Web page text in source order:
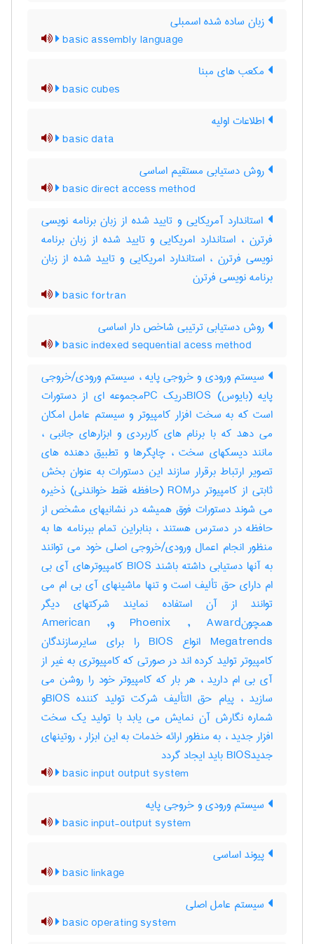
زبان ساده شده اسمبلی
basic assembly language
مکعب های مبنا
basic cubes
اطلاعات اولیه
basic data
روش دستیابی مستقیم اساسی
basic direct access method
استاندارد آمریکایی و تایید شده از زبان برنامه نویسی
فرترن ، استاندارد امریکایی و تایید شده از زبان برنامه
نویسی فرترن ، استاندارد امریکایی و تایید شده از زبان
برنامه نویسی فرترن
basic fortran
روش دستیابی ترتیبی شاخص دار اساسی
basic indexed sequential acess method
سیستم ورودی و خروجی پایه ، سیستم ورودی/خروجی
پایه (بایوس) BIOSدریک PCمجموعه ای از دستورات
است که به سخت افزار کامپیوتر و سیستم عامل امکان
می دهد که با برنام های کاربردی و ابزارهای جانبی ،
مانند دیسکهای سخت ، چاپگرها و تطبیق دهنده های
تصویر ارتباط برقرار سازند این دستورات به عنوان بخش
ثابتی از کامپیوتر درROM (حافظه فقط خواندنی) ذخیره
می شوند دستورات فوق همیشه در نشانیهای مشخص از
حافظه در دسترس هستند ، بنابراین تمام ببرنامه ها به
منظور انجام اعمال ورودی/خروجی اصلی خود می توانند
به آنها دستیابی داشته باشند BIOS کامپیوترهای آی بی
ام دارای حق تألیف است و تنها ماشینهای آی بی ام می
توانند از آن استفاده نمایند شرکتهای دیگر
همچونPhoenix , Award وAmerican ,
Megatrends انواع BIOS را برای سایرسازندگان
کامپیوتر تولید کرده اند در صورتی که کامپیوتری به غیر از
آی بی ام دارید ، هر بار که کامپیوتر خود را روشن می
سازید ، پیام حق التألیف شرکت تولید کننده BIOSو
شماره نگارش آن نمایش می یابد با تولید یک سخت
افزار جدید ، به منظور ارائه خدمات به این ابزار ، روتینهای
جدیدBIOS باید ایجاد گردد
basic input output system
سیستم ورودی و خروجی پایه
basic input-output system
پیوند اساسی
basic linkage
سیستم عامل اصلی
basic operating system